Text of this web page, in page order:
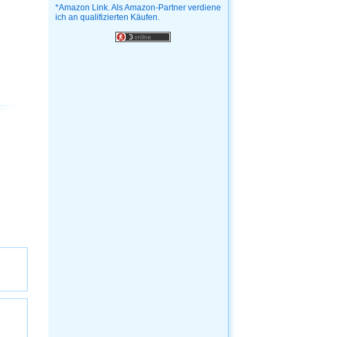
*Amazon Link. Als Amazon-Partner verdiene
ich an qualifizierten Käufen.